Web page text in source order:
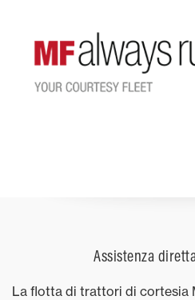
Assistenza
La flotta di trattori di cortesia